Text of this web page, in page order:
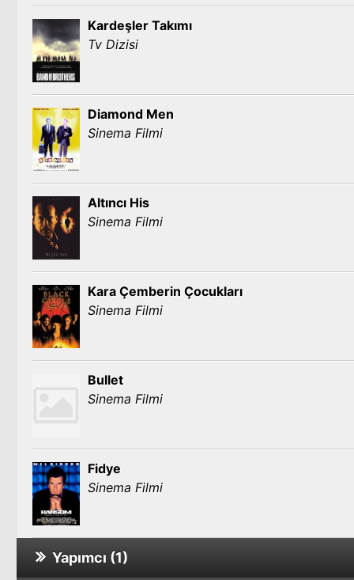
Kardeşler Takımı
Tv Dizisi
Diamond Men
Sinema Filmi
Altıncı His
Sinema Filmi
Kara Çemberin Çocukları
Sinema Filmi
Bullet
Sinema Filmi
Fidye
Sinema Filmi
Yapımcı (1)